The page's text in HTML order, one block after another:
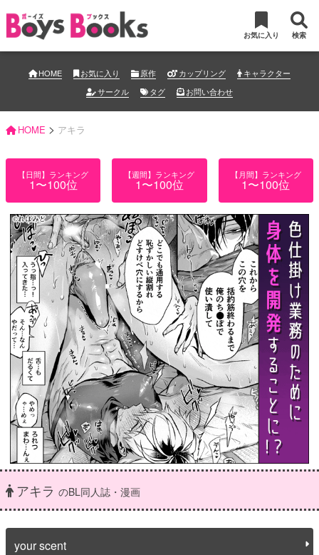
お気に入り 検索
HOME お気に入り 原作 カップリング
キャラクター
サークル
タグ お問い合わせ
HOME > アキラ
【日間】ランキング
1〜100位
【週間】ランキング
1〜100位
【月間】ランキング
1〜100位
アキラ のBL同人誌・漫画
your scent